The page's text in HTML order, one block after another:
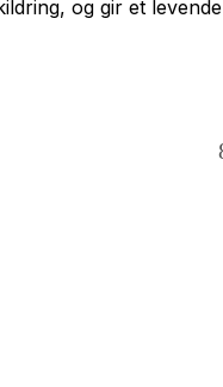
og gir et levende